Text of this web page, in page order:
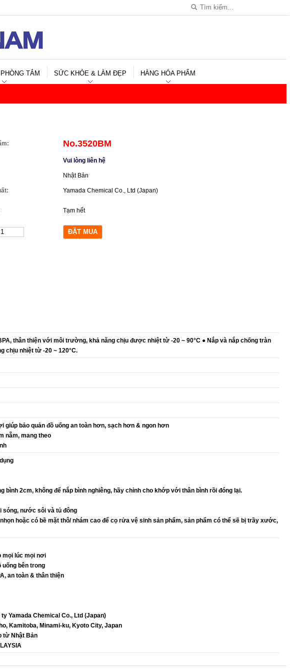
TẮM SỨC KHỎE & LÀM ĐẸP HÀNG HÓA PHẨM
No.3520BM
Vui lòng liên hệ
Nhật Bản
Yamada Chemical Co., Ltd (Japan)
Tạm hết
thân thiện với môi trường, khả năng chịu được nhiệt từ -20 ~ 90°C ● Nắp và nắp chống tràn
chịu nhiệt từ -20 ~ 120°C.
giúp bảo quản đồ uống an toàn hơn, sạch hơn & ngon hơn
nẵm, mang theo
bình 2cm, không để nắp bình nghiêng, hãy chỉnh cho khớp với thân bình rồi đóng lại.
sóng, nước sôi và tủ đông
hoặc có bề mặt thô/ nhám cao để cọ rửa vệ sinh sản phẩm, sản phẩm có thể sẽ bị trầy xước,
mọi lúc mọi nơi
uống bên trong
an toàn & thân thiện
Yamada Chemical Co., Ltd (Japan)
Kamitoba, Minami-ku, Kyoto City, Japan
từ Nhật Bản